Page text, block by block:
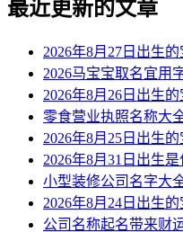
最近更新的文章
2026年8月27日出生
2026马宝宝取名宜用
2026年8月26日出生
零食营业执照名称大
2026年8月25日出生
2026年8月31日出生
小型装修公司名字大
2026年8月24日出生
公司名称起名带来财